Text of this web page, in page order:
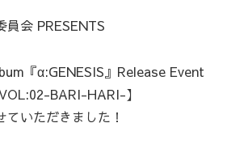
員会 PRESENTS
『α:GENESIS』Release Event
BARI-HARI-】
いただきました！